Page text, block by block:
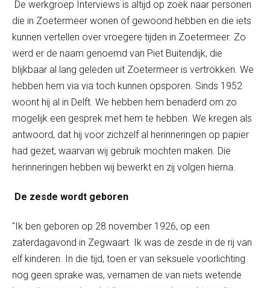
De werkgroep Interviews is altijd op zoek naar personen
die in Zoetermeer wonen of gewoond hebben en die iets
kunnen vertellen over vroegere tijden in Zoetermeer. Zo
werd er de naam genoemd van Piet Buitendijk, die
blijkbaar al lang geleden uit Zoetermeer is vertrokken. We
hebben hem via via toch kunnen opsporen. Sinds 1952
woont hij al in Delft. We hebben hem benaderd om zo
mogelijk een gesprek met hem te hebben. We kregen als
antwoord, dat hij voor zichzelf al herinneringen op papier
had gezet, waarvan wij gebruik mochten maken. Die
herinneringen hebben wij bewerkt en zij volgen hierna.
De zesde wordt geboren
"Ik ben geboren op 28 november 1926, op een
zaterdagavond in Zegwaart. Ik was de zesde in de rij van
elf kinderen. In die tijd, toen er van seksuele voorlichting
nog geen sprake was, vernamen de van niets wetende